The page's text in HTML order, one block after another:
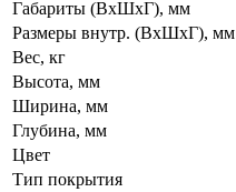
Габариты (ВxШxГ), мм
Размеры внутр. (ВxШxГ), мм
Вес, кг
Высота, мм
Ширина, мм
Глубина, мм
Цвет
Тип покрытия